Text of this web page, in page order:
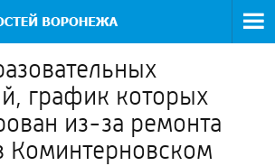
график которых
из-за ремонта
Коминтерновском